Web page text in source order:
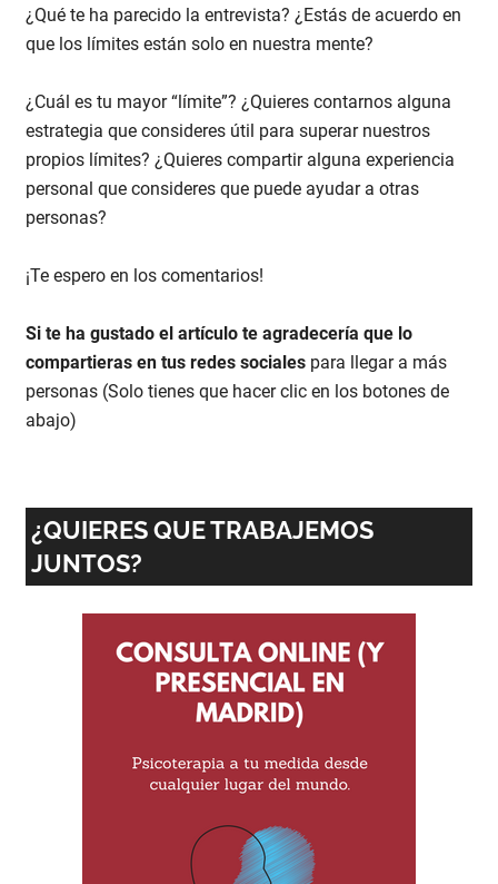
¿Qué te ha parecido la entrevista? ¿Estás de acuerdo en
que los límites están solo en nuestra mente?
¿Cuál es tu mayor “límite”? ¿Quieres contarnos alguna
estrategia que consideres útil para superar nuestros
propios límites? ¿Quieres compartir alguna experiencia
personal que consideres que puede ayudar a otras
personas?
¡Te espero en los comentarios!
Si te ha gustado el artículo te agradecería que lo
compartieras en tus redes sociales para llegar a más
personas (Solo tienes que hacer clic en los botones de
abajo)
¿QUIERES QUE TRABAJEMOS
JUNTOS?